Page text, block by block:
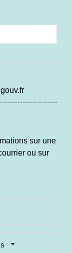
sur une
ou sur